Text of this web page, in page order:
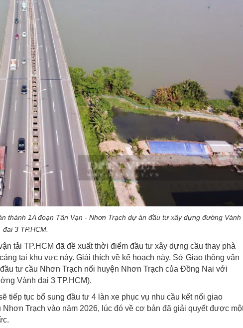
thành 1A đoạn Tân Vạn - Nhơn Trạch dự án đầu tư xây dựng đường Vành
đai 3 TP.HCM.
tải TP.HCM đã đề xuất thời điểm đầu tư xây dựng cầu thay phà
tại khu vực này. Giải thích về kế hoạch này, Sở Giao thông vận
tư cầu Nhơn Trạch nối huyện Nhơn Trạch của Đồng Nai với
Vành đai 3 TP.HCM).
tiếp tục bổ sung đầu tư 4 làn xe phục vụ nhu cầu kết nối giao
Trạch vào năm 2026, lúc đó về cơ bản đã giải quyết được